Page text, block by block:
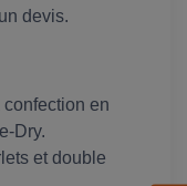
devis.
confection en
Dry.
et double